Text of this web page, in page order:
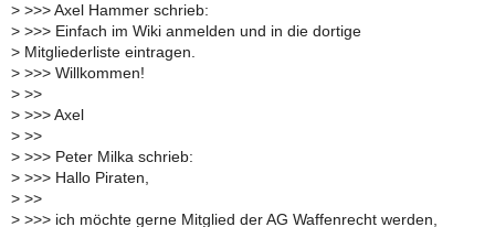
> >>> Axel Hammer schrieb:
> >>> Einfach im Wiki anmelden und in die dortige
> Mitgliederliste eintragen.
> >>> Willkommen!
> >>
> >>> Axel
> >>
> >>> Peter Milka schrieb:
> >>> Hallo Piraten,
> >>
> >>> ich möchte gerne Mitglied der AG Waffenrecht werden,